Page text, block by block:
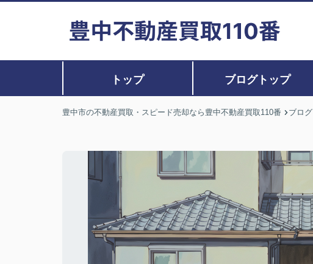
トップ ブログトップ
豊中市の不動産買取・スピード売却なら豊中不動産買取110番 ブログ